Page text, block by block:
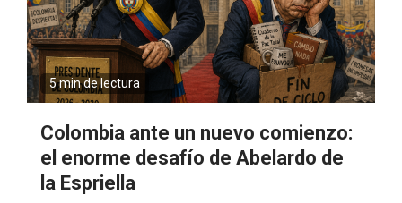
5 min de lectura
Colombia ante un nuevo comienzo:
el enorme desafío de Abelardo de
la Espriella